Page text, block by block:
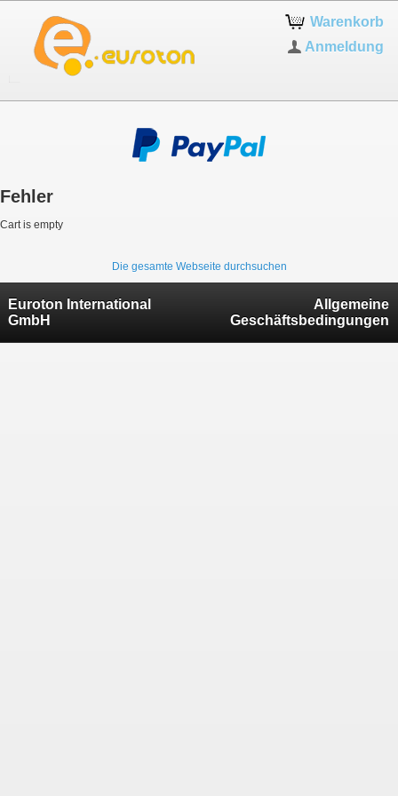
Warenkorb
Anmeldung
Fehler
Cart is empty
Die gesamte Webseite durchsuchen
Euroton International
GmbH
Allgemeine
Geschäftsbedingungen